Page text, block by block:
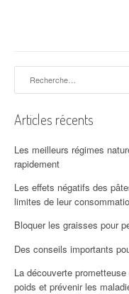
Articles récents
Les meilleurs régimes
rapidement
Les effets négatifs des
limites de leur
Bloquer les graisses pour
Des conseils importants
La découverte
poids et prévenir les